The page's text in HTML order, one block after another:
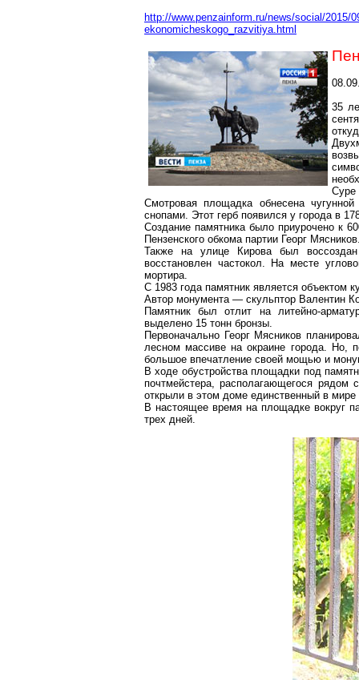
http://www.penzainform.ru/news/social/2015/
ekonomicheskogo_razvitiya.html
35
Суре
Смотровая площадка обнесена
снопами. Этот герб появился у города в
Создание памятника было приурочено к
Пензенского обкома партии Георг
Также на улице Кирова был воссоздан
восстановлен частокол. На месте
мортира.
С 1983 года памятник является объектом
Автор монумента — скульптор Валентин
Памятник был отлит на литейно-
выделено 15 тонн бронзы.
Первоначально Георг Мясников
лесном массиве на окраине города. Но,
большое впечатление своей мощью и
В ходе обустройства площадки под
почтмейстера, располагающегося рядом
открыли в этом доме единственный в
В настоящее время на площадке вокруг
трех дней.